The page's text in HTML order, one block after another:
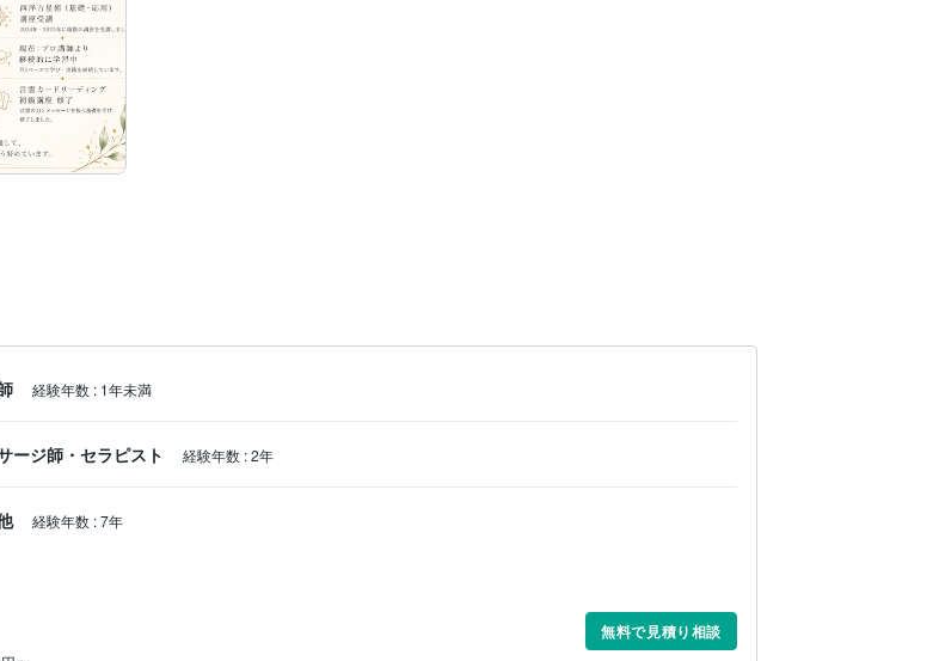
経験年数 : 1年未満
ージ師・セラピスト 経験年数 :2年
経験年数 :7年
無料で見積り相談